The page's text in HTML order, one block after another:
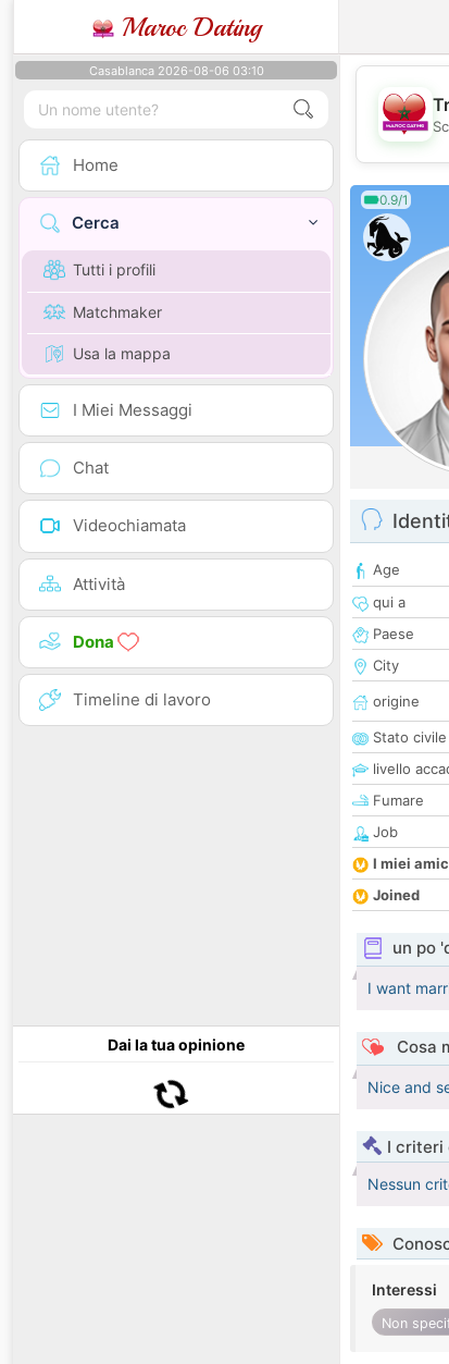
Maroc Dating
Casablanca 2026-08-06 03:10
Home
Cerca
Tutti i profili
Matchmaker
Usa la mappa
I Miei Messaggi
Chat
Videochiamata
Attività
Dona
Timeline di lavoro
Dai la tua opinione
0.9/1
Age
qui a
Paese
City
origine
Stato civile
livello
Fumare
Job
I miei
Joined
un po
I want
Cosa
Nice and
I criteri
Nessun
Interessi
Non